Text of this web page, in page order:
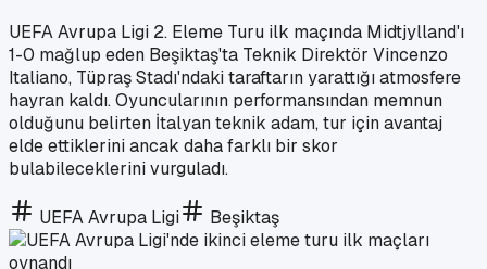
UEFA Avrupa Ligi 2. Eleme Turu ilk maçında Midtjylland'ı
1-0 mağlup eden Beşiktaş'ta Teknik Direktör Vincenzo
Italiano, Tüpraş Stadı'ndaki taraftarın yarattığı atmosfere
hayran kaldı. Oyuncularının performansından memnun
olduğunu belirten İtalyan teknik adam, tur için avantaj
elde ettiklerini ancak daha farklı bir skor
bulabileceklerini vurguladı.
UEFA Avrupa Ligi Beşiktaş